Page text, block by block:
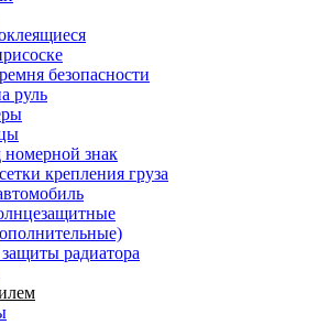
безопасности
руль
знак
крепления груза
радиатора